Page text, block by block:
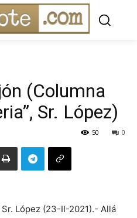
(Columna
Sr. López)
0
50
Sr. López (23-II-2021).- Allá